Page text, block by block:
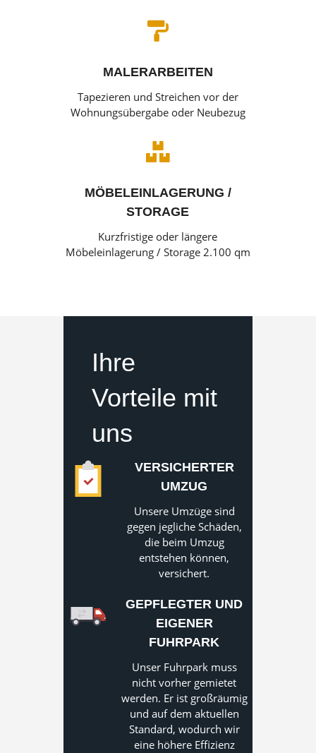

MALERARBEITEN
Tapezieren und Streichen vor der
Wohnungsübergabe oder Neubezug

MÖBELEINLAGERUNG /
STORAGE
Kurzfristige oder längere
Möbeleinlagerung / Storage 2.100 qm
Ihre
Vorteile mit
uns
VERSICHERTER
UMZUG
Unsere Umzüge sind
gegen jegliche Schäden,
die beim Umzug
entstehen können,
versichert.
GEPFLEGTER UND
EIGENER
FUHRPARK
Unser Fuhrpark muss
nicht vorher gemietet
werden. Er ist großräumig
und auf dem aktuellen
Standard, wodurch wir
eine höhere Effizienz